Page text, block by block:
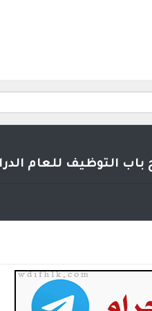
التوظيف للعام الدراسي